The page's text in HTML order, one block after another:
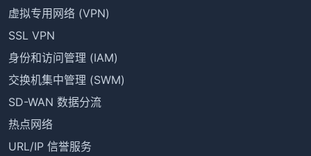
虚拟专用网络 (VPN)
SSL VPN
身份和访问管理 (IAM)
交换机集中管理 (SWM)
SD-WAN 数据分流
热点网络
URL/IP 信誉服务